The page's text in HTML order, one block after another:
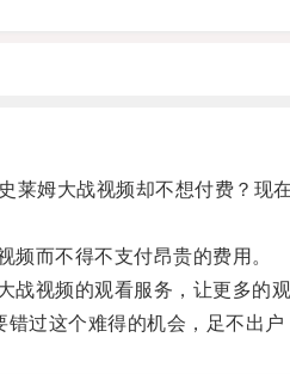
姆大战视频却不想付费？现
而不得不支付昂贵的费用。
视频的观看服务，让更多的观
这个难得的机会，足不出户